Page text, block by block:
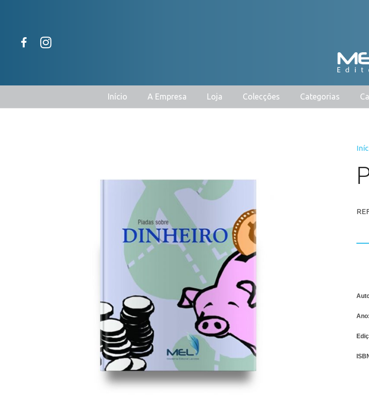
Início A Empresa Loja Colecções Categorias
Ano: